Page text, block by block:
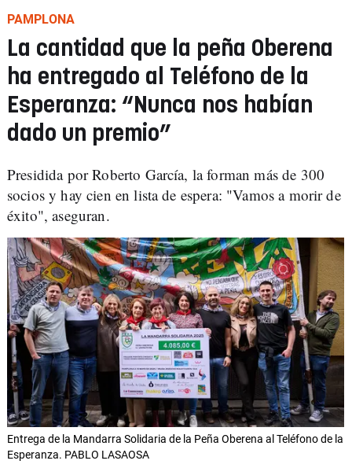
PAMPLONA
La cantidad que la peña Oberena
ha entregado al Teléfono de la
Esperanza: “Nunca nos habían
dado un premio”
Presidida por Roberto García, la forman más de 300
socios y hay cien en lista de espera: "Vamos a morir de
éxito", aseguran.
Entrega de la Mandarra Solidaria de la Peña Oberena al Teléfono de la
Esperanza. PABLO LASAOSA